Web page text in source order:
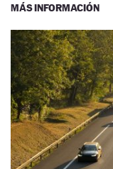
MÁS INFORMACIÓN